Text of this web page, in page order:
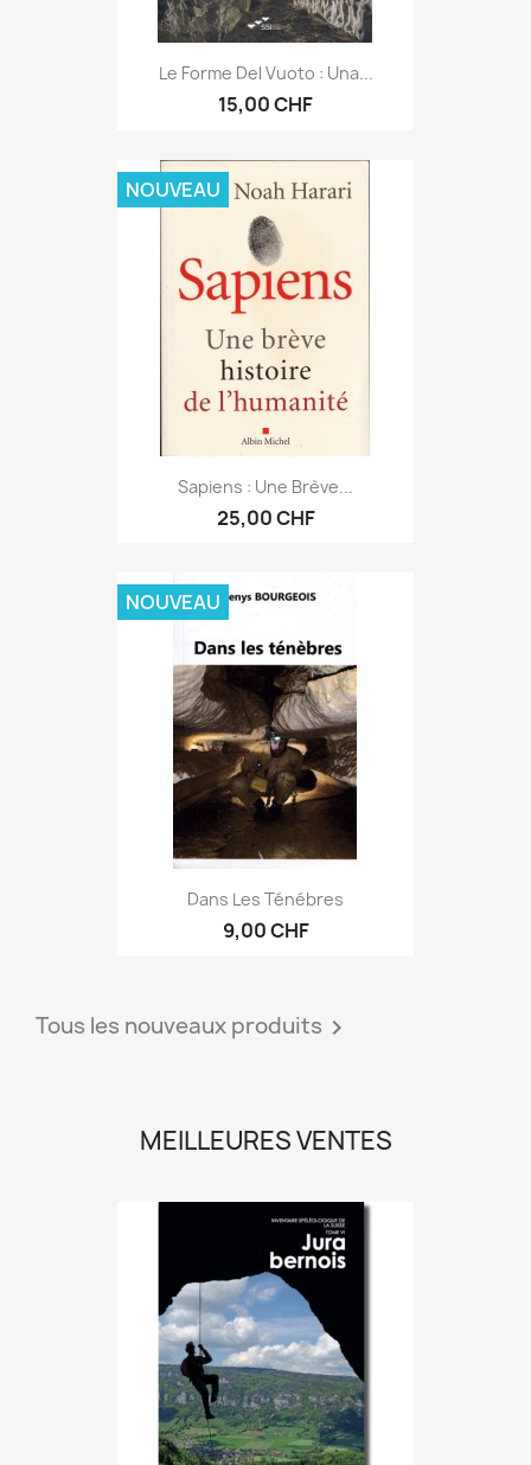
Le Forme Del Vuoto : Una...
15,00 CHF
Sapiens : Une Brève...
25,00 CHF
NOUVEAU
Dans Les Ténébres
9,00 CHF
NOUVEAU
Tous les nouveaux produits 
MEILLEURES VENTES